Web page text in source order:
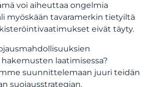
voi aiheuttaa ongelmia
myöskään tavaramerkin tietyiltä
eivät täyty.
laatimisessa?
suunnittelemaan juuri teidän
suojausstrategian.